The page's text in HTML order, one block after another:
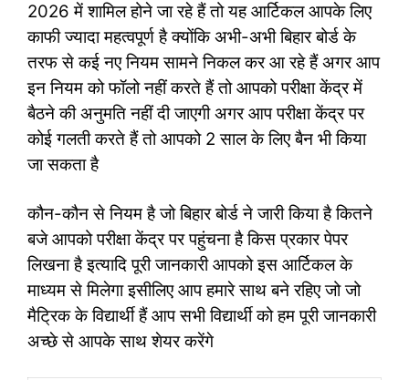
2026 में शामिल होने जा रहे हैं तो यह आर्टिकल आपके लिए
काफी ज्यादा महत्वपूर्ण है क्योंकि अभी-अभी बिहार बोर्ड के
तरफ से कई नए नियम सामने निकल कर आ रहे हैं अगर आप
इन नियम को फॉलो नहीं करते हैं तो आपको परीक्षा केंद्र में
बैठने की अनुमति नहीं दी जाएगी अगर आप परीक्षा केंद्र पर
कोई गलती करते हैं तो आपको 2 साल के लिए बैन भी किया
जा सकता है
कौन-कौन से नियम है जो बिहार बोर्ड ने जारी किया है कितने
बजे आपको परीक्षा केंद्र पर पहुंचना है किस प्रकार पेपर
लिखना है इत्यादि पूरी जानकारी आपको इस आर्टिकल के
माध्यम से मिलेगा इसीलिए आप हमारे साथ बने रहिए जो जो
मैट्रिक के विद्यार्थी हैं आप सभी विद्यार्थी को हम पूरी जानकारी
अच्छे से आपके साथ शेयर करेंगे